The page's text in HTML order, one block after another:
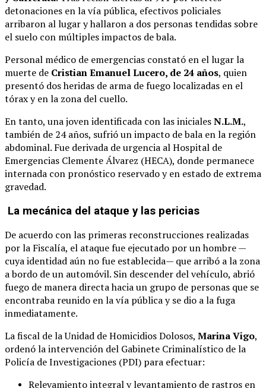
detonaciones en la vía pública, efectivos policiales
arribaron al lugar y hallaron a dos personas tendidas sobre
el suelo con múltiples impactos de bala.
Personal médico de emergencias constató en el lugar la
muerte de Cristian Emanuel Lucero, de 24 años, quien
presentó dos heridas de arma de fuego localizadas en el
tórax y en la zona del cuello.
En tanto, una joven identificada con las inicialesN.L.M.,
también de 24 años, sufrió un impacto de bala en la región
abdominal. Fue derivada de urgencia al Hospital de
Emergencias Clemente Álvarez (HECA), donde permanece
internada con pronóstico reservado y en estado de extrema
gravedad.
La mecánica del ataque y las pericias
De acuerdo con las primeras reconstrucciones realizadas
por la Fiscalía, el ataque fue ejecutado por un hombre —
cuya identidad aún no fue establecida— que arribó a la zona
a bordo de un automóvil. Sin descender del vehículo, abrió
fuego de manera directa hacia un grupo de personas que se
encontraba reunido en la vía pública y se dio a la fuga
inmediatamente.
La fiscal de la Unidad de Homicidios Dolosos, Marina Vigo,
ordenó la intervención del Gabinete Criminalístico de la
Policía de Investigaciones (PDI) para efectuar:
Relevamiento integral y levantamiento de rastros en